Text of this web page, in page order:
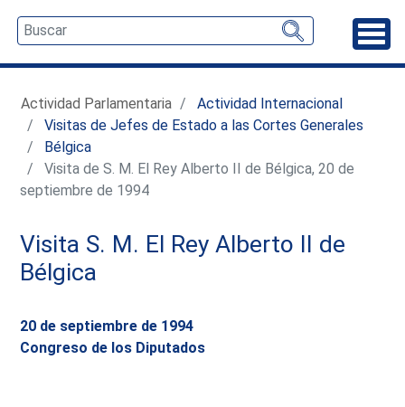
Actividad Parlamentaria
Actividad Internacional
Visitas de Jefes de Estado a las Cortes Generales
Bélgica
Visita de S. M. El Rey Alberto II de Bélgica, 20 de
septiembre de 1994
Visita S. M. El Rey Alberto II de
Bélgica
20 de septiembre de 1994
Congreso de los Diputados